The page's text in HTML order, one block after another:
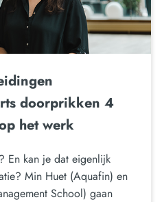
doorprikken 4
het werk
En kan je dat eigenlijk
Min Huet (Aquafin) en
School) gaan